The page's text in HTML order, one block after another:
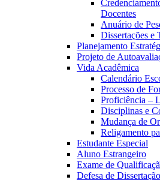
Docentes
Anuário de
Dissertações e
Planejamento
Projeto de
Vida Acadêmica
Calendário
Processo de
Proficiência –
Disciplinas e
Mudança de
Religamento
Estudante Especial
Aluno Estrangeiro
Exame de
Defesa de